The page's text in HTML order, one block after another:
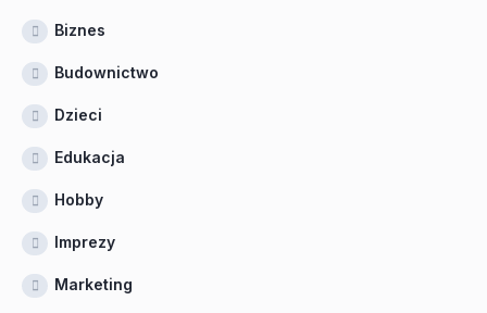
Biznes
Budownictwo
Dzieci
Edukacja
Hobby
Imprezy
Marketing